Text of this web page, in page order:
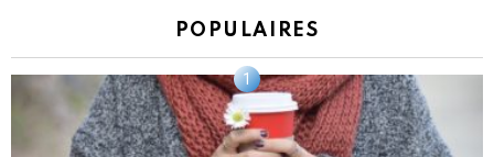
POPULAIRES